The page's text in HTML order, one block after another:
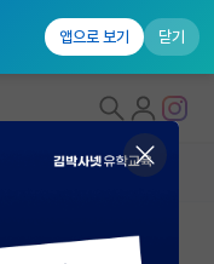
앱으로 보기 닫기